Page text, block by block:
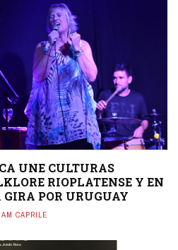
UNE CULTURAS
RIOPLATENSE Y EN
POR URUGUAY
CAPRILE